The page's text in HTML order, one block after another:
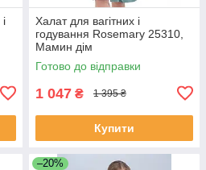
Халат для вагітних і
годування Rosemary 25310,
Мамин дім
Готово до відправки
1 047 ₴ 1 395 ₴
Купити
–20%